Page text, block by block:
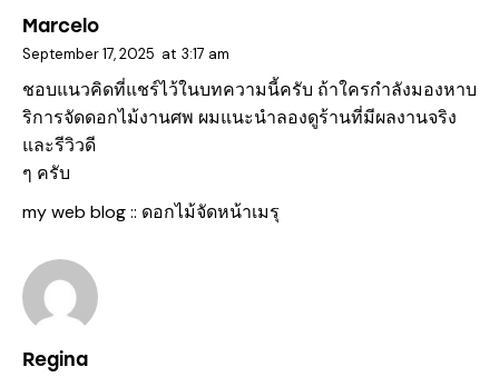
Marcelo
September 17, 2025 at 3:17 am
ชอบแนวคิดที่แชร์ไว้ในบทความนี้ครับ ถ้าใครกำลังมองหาบ
ริการจัดดอกไม้งานศพ ผมแนะนำลองดูร้านที่มีผลงานจริง
และรีวิวดี
ๆ ครับ
my web blog :: ดอกไม้จัดหน้าเมรุ
Regina